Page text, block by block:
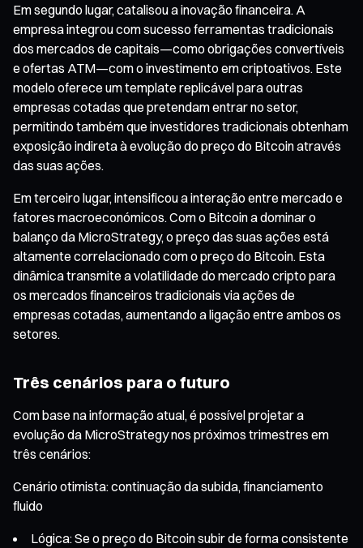
Em segundo lugar, catalisou a inovação financeira. A
empresa integrou com sucesso ferramentas tradicionais
dos mercados de capitais—como obrigações convertíveis
e ofertas ATM—com o investimento em criptoativos. Este
modelo oferece um template replicável para outras
empresas cotadas que pretendam entrar no setor,
permitindo também que investidores tradicionais obtenham
exposição indireta à evolução do preço do Bitcoin através
das suas ações.
Em terceiro lugar, intensificou a interação entre mercado e
fatores macroeconómicos. Com o Bitcoin a dominar o
balanço da MicroStrategy, o preço das suas ações está
altamente correlacionado com o preço do Bitcoin. Esta
dinâmica transmite a volatilidade do mercado cripto para
os mercados financeiros tradicionais via ações de
empresas cotadas, aumentando a ligação entre ambos os
setores.
Três cenários para o futuro
Com base na informação atual, é possível projetar a
evolução da MicroStrategy nos próximos trimestres em
três cenários:
Cenário otimista: continuação da subida, financiamento
fluido
Lógica: Se o preço do Bitcoin subir de forma consistente